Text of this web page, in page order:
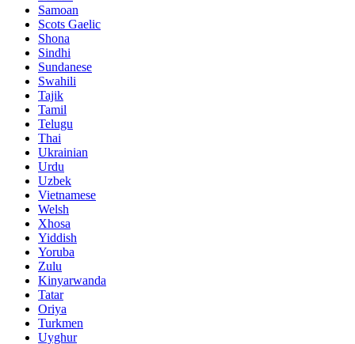
Samoan
Scots Gaelic
Shona
Sindhi
Sundanese
Swahili
Tajik
Tamil
Telugu
Thai
Ukrainian
Urdu
Uzbek
Vietnamese
Welsh
Xhosa
Yiddish
Yoruba
Zulu
Kinyarwanda
Tatar
Oriya
Turkmen
Uyghur